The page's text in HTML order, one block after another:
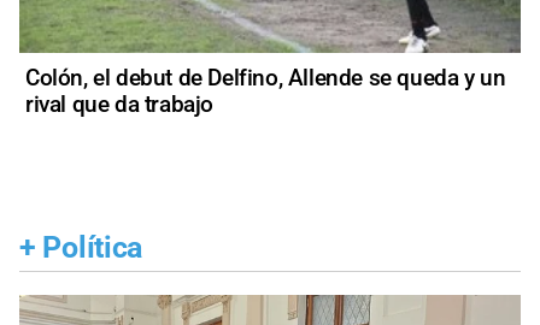
Colón, el debut de Delfino, Allende se queda y un
rival que da trabajo
+ Política